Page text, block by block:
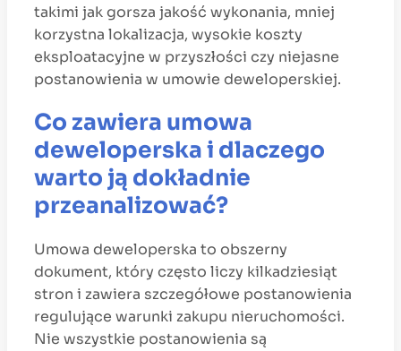
takimi jak gorsza jakość wykonania, mniej
korzystna lokalizacja, wysokie koszty
eksploatacyjne w przyszłości czy niejasne
postanowienia w umowie deweloperskiej.
Co zawiera umowa
deweloperska i dlaczego
warto ją dokładnie
przeanalizować?
Umowa deweloperska to obszerny
dokument, który często liczy kilkadziesiąt
stron i zawiera szczegółowe postanowienia
regulujące warunki zakupu nieruchomości.
Nie wszystkie postanowienia są